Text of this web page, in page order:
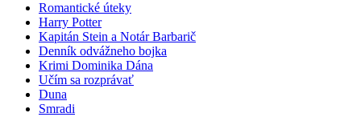
Romantické úteky
Harry Potter
Kapitán Stein a Notár Barbarič
Denník odvážneho bojka
Krimi Dominika Dána
Učím sa rozprávať
Duna
Smradi